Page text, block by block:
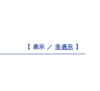
【 表示 ／ 非表示 】